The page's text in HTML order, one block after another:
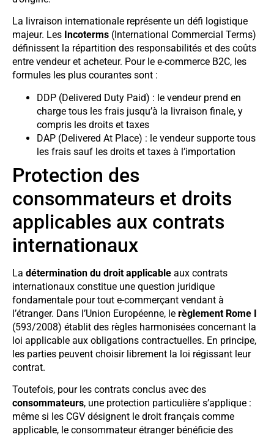
La livraison internationale représente un défi logistique
majeur. Les Incoterms (International Commercial Terms)
définissent la répartition des responsabilités et des coûts
entre vendeur et acheteur. Pour le e-commerce B2C, les
formules les plus courantes sont :
DDP (Delivered Duty Paid) : le vendeur prend en
charge tous les frais jusqu’à la livraison finale, y
compris les droits et taxes
DAP (Delivered At Place) : le vendeur supporte tous
les frais sauf les droits et taxes à l’importation
Protection des
consommateurs et droits
applicables aux contrats
internationaux
La détermination du droit applicable aux contrats
internationaux constitue une question juridique
fondamentale pour tout e-commerçant vendant à
l’étranger. Dans l’Union Européenne, le règlement Rome I
(593/2008) établit des règles harmonisées concernant la
loi applicable aux obligations contractuelles. En principe,
les parties peuvent choisir librement la loi régissant leur
contrat.
Toutefois, pour les contrats conclus avec des
consommateurs, une protection particulière s’applique :
même si les CGV désignent le droit français comme
applicable, le consommateur étranger bénéficie des